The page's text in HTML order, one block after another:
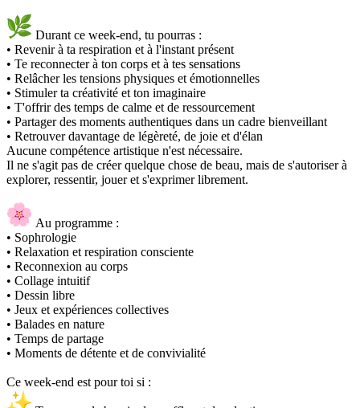
Durant ce week-end, tu pourras :
• Revenir à ta respiration et à l'instant présent
• Te reconnecter à ton corps et à tes sensations
• Relâcher les tensions physiques et émotionnelles
• Stimuler ta créativité et ton imaginaire
• T'offrir des temps de calme et de ressourcement
• Partager des moments authentiques dans un cadre bienveillant
• Retrouver davantage de légèreté, de joie et d'élan
Aucune compétence artistique n'est nécessaire.
Il ne s'agit pas de créer quelque chose de beau, mais de s'autoriser à
explorer, ressentir, jouer et s'exprimer librement.
Au programme :
• Sophrologie
• Relaxation et respiration consciente
• Reconnexion au corps
• Collage intuitif
• Dessin libre
• Jeux et expériences collectives
• Balades en nature
• Temps de partage
• Moments de détente et de convivialité
Ce week-end est pour toi si :